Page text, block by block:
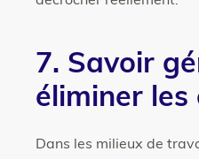
7. Savoir
éliminer
Dans les milieux de